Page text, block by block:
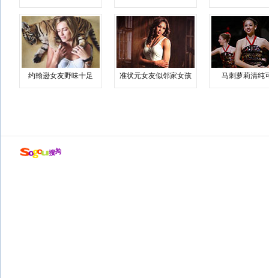
约翰逊女友野味十足 准状元女友似邻家女孩 马刺萝莉清纯